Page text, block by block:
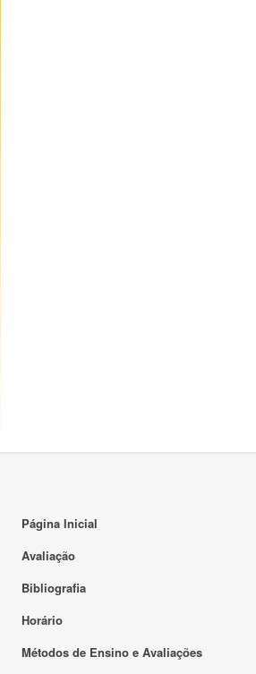
Página Inicial
Avaliação
Bibliografia
Horário
Métodos de Ensino e Avaliações